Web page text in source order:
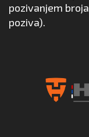
pozivanjem broja
poziva).